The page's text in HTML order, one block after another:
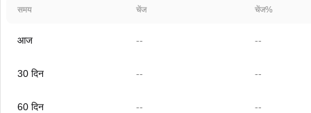
समय चेंज चेंज%
आज -- --
30 दिन -- --
60 दिन -- --